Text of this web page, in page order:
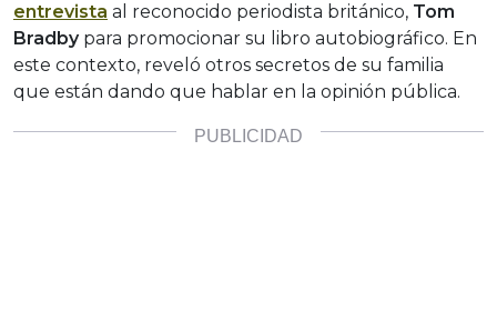
entrevista al reconocido periodista británico, Tom
Bradbypara promocionar su libro autobiográfico. En
este contexto, reveló otros secretos de su familia
que están dando que hablar en la opinión pública.